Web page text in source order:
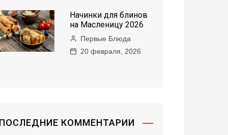
Начинки для блинов
на Масленицу 2026
Первые Блюда
20 февраля, 2026
КОММЕНТАРИИ